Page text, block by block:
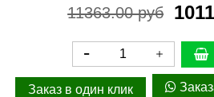
11363.00 руб
Заказ в один клик